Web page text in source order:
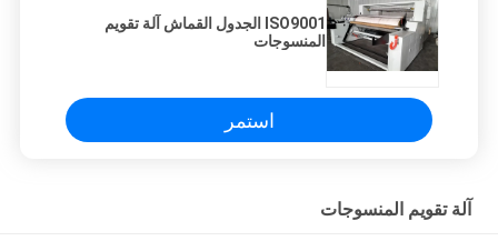
ISO9001 الجدول القماش آلة تقويم
المنسوجات
استمر
آلة تقويم المنسوجات